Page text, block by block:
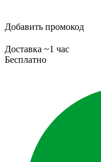
Добавить промокод
Доставка ~1 час
Бесплатно